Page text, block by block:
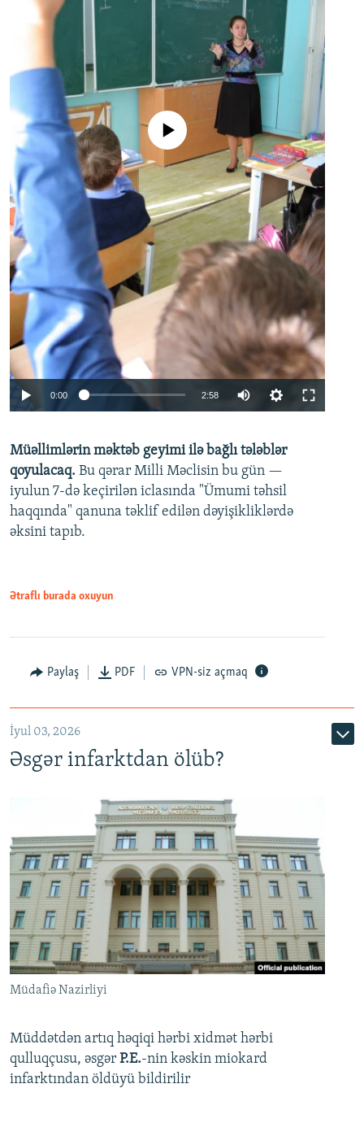
Auto 240p 360p 480p
720p 1080p
No media source currently available
0:00 2:58
360p
480p
720p
Müəllimlərin məktəb geyimi ilə bağlı tələblər
qoyulacaq. Bu qərar Milli Məclisin bu gün —
iyulun 7-də keçirilən iclasında "Ümumi təhsil
haqqında" qanuna təklif edilən dəyişikliklərdə
əksini tapıb.
Ətraflı burada oxuyun
Paylaş PDF VPN-siz açmaq
İyul 03, 2026
Əsgər infarktdan ölüb?
Müdafiə Nazirliyi
Müddətdən artıq həqiqi hərbi xidmət hərbi
qulluqçusu, əsgər P.E.-nin kəskin miokard
infarktından öldüyü bildirilir